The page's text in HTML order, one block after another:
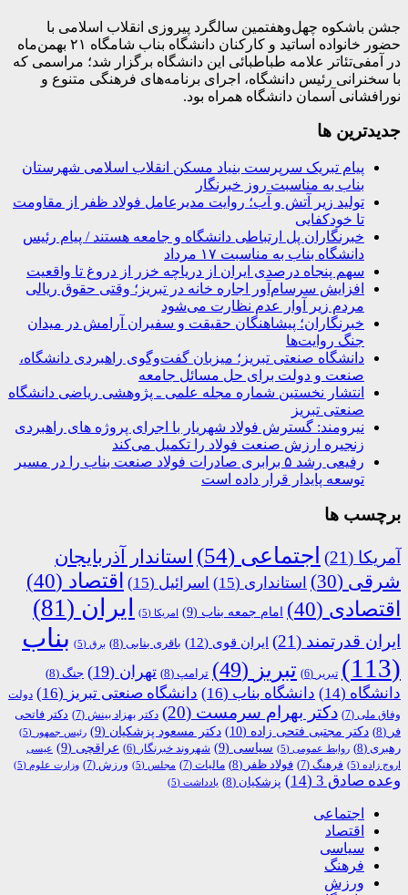
جشن باشکوه چهل‌وهفتمین سالگرد پیروزی انقلاب اسلامی با
حضور خانواده اساتید و کارکنان دانشگاه بناب شامگاه ۲۱ بهمن‌ماه
در آمفی‌تئاتر علامه طباطبائی این دانشگاه برگزار شد؛ مراسمی که
با سخنرانی رئیس دانشگاه، اجرای برنامه‌های فرهنگی متنوع و
نورافشانی آسمان دانشگاه همراه بود.
جديدترين ها
پیام تبریک سرپرست بنیاد مسکن انقلاب اسلامی شهرستان
بناب به مناسبت روز خبرنگار
تولید زیر آتش و آب؛ روایت مدیرعامل فولاد ظفر از مقاومت
تا خودکفایی
خبرنگاران پل ارتباطی دانشگاه و جامعه هستند / پیام رئیس
دانشگاه بناب به مناسبت ۱۷ مرداد
سهم پنجاه درصدی ایران از دریاچه خزر از دروغ تا واقعیت
افزایش سرسام‌آور اجاره خانه در تبریز؛ وقتی حقوق ریالی
مردم زیر آوار عدم نظارت می‌شود
خبرنگاران؛ پیشاهنگان حقیقت و سفیران آرامش در میدان
جنگ روایت‌ها
دانشگاه صنعتی تبریز؛ میزبان گفت‌وگوی راهبردی دانشگاه،
صنعت و دولت برای حل مسائل جامعه
انتشار نخستین شماره مجله علمی ـ پژوهشی ریاضی دانشگاه
صنعتی تبریز
نیرومند: گسترش فولاد شهریار با اجرای پروژه های راهبردی
زنجیره ارزش صنعت فولاد را تکمیل می‌کند
رفیعی رشد ۵ برابری صادرات فولاد صنعت بناب را در مسیر
توسعه پایدار قرار داده است
برچسب ها
آمریکا (21) اجتماعی (54)
استاندار آذربایجان
شرقی (30) استانداری (15) اسرائیل (15) اقتصاد (40)
اقتصادی (40) امام جمعه بناب (9) امریکا (5) ایران (81)
ایران قدرتمند (21) ایران قوی (12) باقری بنابی (8) برق (5)
بناب
(113)
تبریر (6) تبریز (49) ترامپ (8) تهران (19) جنگ (8)
دانشگاه (14) دانشگاه بناب (16) دانشگاه صنعتی تبریز (16)
دولت
وفاق ملی (7) دکتر بهرام سرمست (20) دکتر بهزاد بینش (7)
دکتر فاتحی
فر (8) دکتر مجتبی فتحی زاده (10) دکتر مسعود پزشکیان (9) رئیس جمهور (5)
رهبری (8) روابط عمومی (5) سیاسی (9) شهروند خبرنگار (6) عراقچی (9)
عیسی
اروج زاده (5) فرهنگ (7) فولاد ظفر (8) مالیات (7) مجلس (5) ورزش (7) وزارت علوم (5)
وعده صادق 3 (14) پزشکیان (8) یادداشت (5)
اجتماعی
اقتصاد
سیاسی
فرهنگ
ورزش